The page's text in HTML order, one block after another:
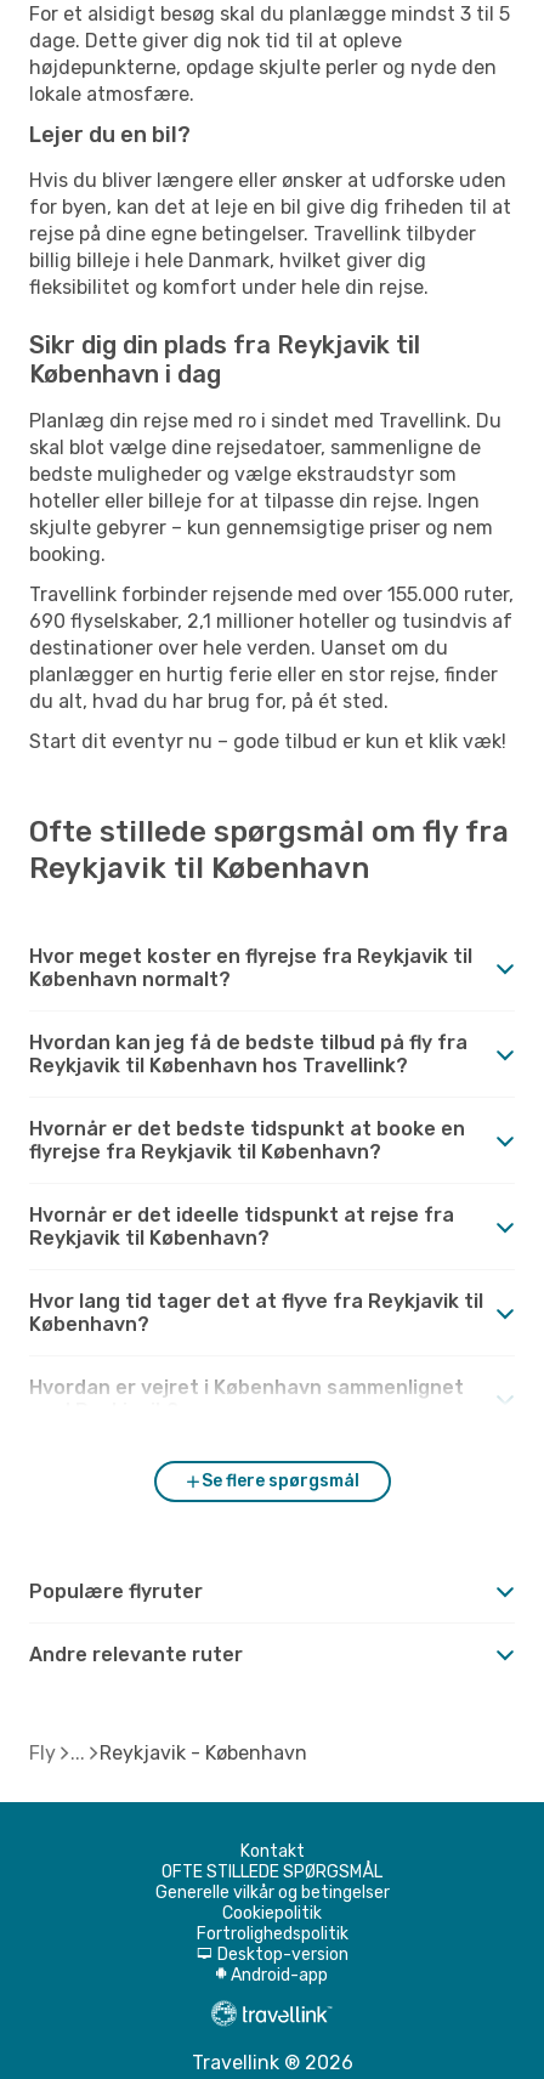
For et alsidigt besøg skal du planlægge mindst 3 til 5
dage. Dette giver dig nok tid til at opleve
højdepunkterne, opdage skjulte perler og nyde den
lokale atmosfære.
Lejer du en bil?
Hvis du bliver længere eller ønsker at udforske uden
for byen, kan det at leje en bil give dig friheden til at
rejse på dine egne betingelser. Travellink tilbyder
billig billeje i hele Danmark, hvilket giver dig
fleksibilitet og komfort under hele din rejse.
Sikr dig din plads fra Reykjavik til
København i dag
Planlæg din rejse med ro i sindet med Travellink. Du
skal blot vælge dine rejsedatoer, sammenligne de
bedste muligheder og vælge ekstraudstyr som
hoteller eller billeje for at tilpasse din rejse. Ingen
skjulte gebyrer – kun gennemsigtige priser og nem
booking.
Travellink forbinder rejsende med over 155.000 ruter,
690 flyselskaber, 2,1 millioner hoteller og tusindvis af
destinationer over hele verden. Uanset om du
planlægger en hurtig ferie eller en stor rejse, finder
du alt, hvad du har brug for, på ét sted.
Start dit eventyr nu – gode tilbud er kun et klik væk!
Ofte stillede spørgsmål om fly fra
Reykjavik til København
Hvor meget koster en flyrejse fra Reykjavik til
København normalt?
Hvordan kan jeg få de bedste tilbud på fly fra
Reykjavik til København hos Travellink?
Hvornår er det bedste tidspunkt at booke en
flyrejse fra Reykjavik til København?
Hvornår er det ideelle tidspunkt at rejse fra
Reykjavik til København?
Hvor lang tid tager det at flyve fra Reykjavik til
København?
Hvordan er vejret i København sammenlignet
Se flere spørgsmål
Populære flyruter
Andre relevante ruter
Fly Reykjavik - København
Kontakt
OFTE STILLEDE SPØRGSMÅL
Generelle vilkår og betingelser
Cookiepolitik
Fortrolighedspolitik
d Desktop-version
A Android-app
Travellink ® 2026